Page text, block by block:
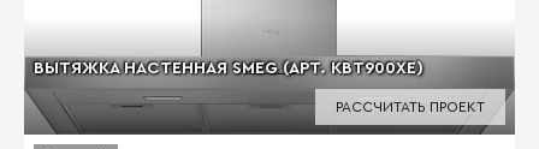
ВЫТЯЖКА НАСТЕННАЯ SMEG (АРТ. KBT900XE)
РАССЧИТАТЬ ПРОЕКТ